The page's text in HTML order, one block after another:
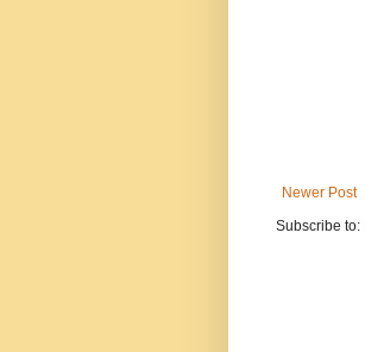
Newer Post
Subscribe to: